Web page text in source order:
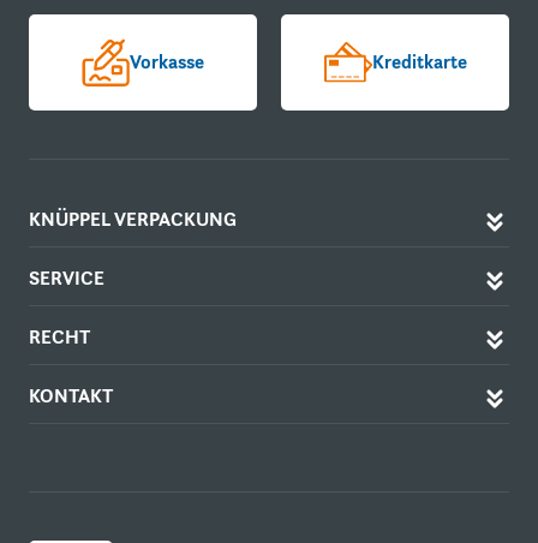
Vorkasse Kreditkarte
KNÜPPEL VERPACKUNG
SERVICE
RECHT
KONTAKT